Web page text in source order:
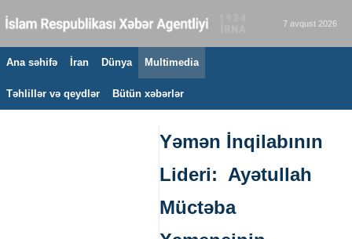
7 avqust 2026
Ana səhifə İran Dünya Multimedia
Təhlillər və qeydlər Bütün xəbərlər
Yəmən İnqilabının
Lideri: Ayətullah
Müctəba